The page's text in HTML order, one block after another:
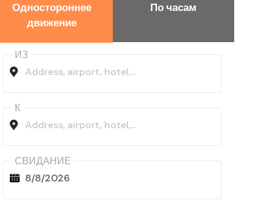
Одностороннее
движение
По часам
ИЗ
К
СВИДАНИЕ